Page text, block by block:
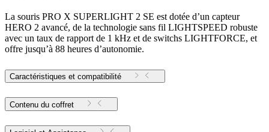
La souris PRO X SUPERLIGHT 2 SE est dotée d’un capteur
HERO 2 avancé, de la technologie sans fil LIGHTSPEED robuste
avec un taux de rapport de 1 kHz et de switchs LIGHTFORCE, et
offre jusqu’à 88 heures d’autonomie.
Caractéristiques et compatibilité
Contenu du coffret